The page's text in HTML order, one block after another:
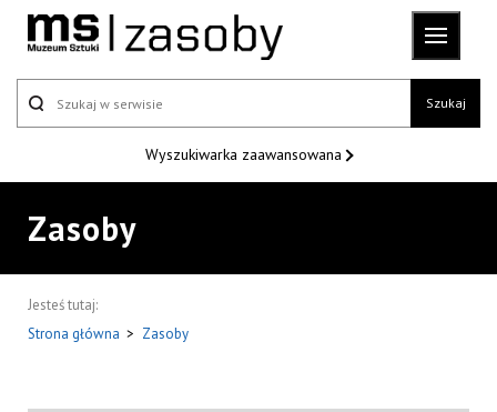
Szukaj
Wyszukiwarka zaawansowana
Zasoby
Jesteś tutaj:
Strona główna > Zasoby